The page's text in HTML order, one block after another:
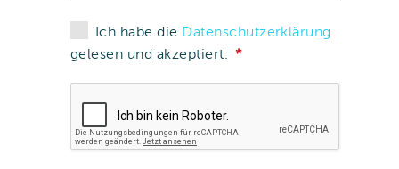
Ich habe die Datenschutzerklärung
gelesen und akzeptiert.